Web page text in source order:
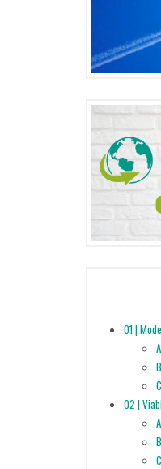
01 |
02 |